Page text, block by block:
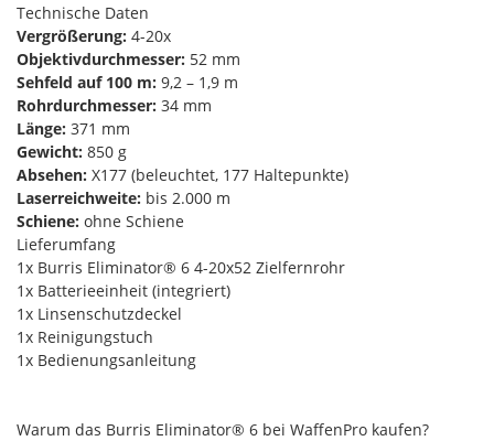
Technische Daten
Vergrößerung: 4-20x
Objektivdurchmesser: 52 mm
Sehfeld auf 100 m: 9,2 – 1,9 m
Rohrdurchmesser: 34 mm
Länge: 371 mm
Gewicht: 850 g
Absehen: X177 (beleuchtet, 177 Haltepunkte)
Laserreichweite: bis 2.000 m
Schiene: ohne Schiene
Lieferumfang
1x Burris Eliminator® 6 4-20x52 Zielfernrohr
1x Batterieeinheit (integriert)
1x Linsenschutzdeckel
1x Reinigungstuch
1x Bedienungsanleitung
Warum das Burris Eliminator® 6 bei WaffenPro kaufen?